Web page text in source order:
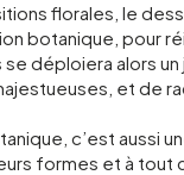
florales, le
botanique, pour
se déploiera alors
et de
, c’est aussi
formes et à tout